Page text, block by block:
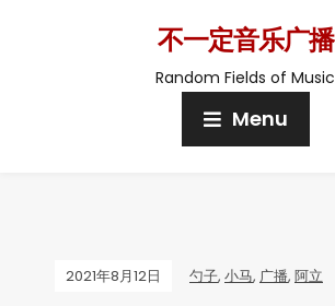
不一定音乐广播
Random Fields of Music
Menu
2021年8月12日 勺子, 小马, 广播, 阿立